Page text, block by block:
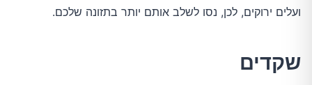
ועלים ירוקים, לכן, נסו לשלב אותם יותר בתזונה שלכם.
שקדים